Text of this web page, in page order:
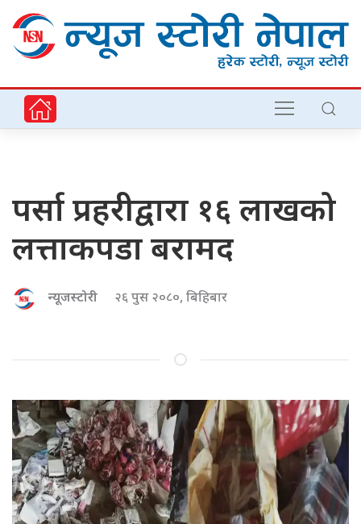
पर्सा प्रहरीद्वारा १६ लाखको
लत्ताकपडा बरामद
न्यूजस्टोरी २६ पुस २०८०, बिहिबार